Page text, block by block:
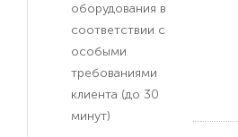
оборудования в
соответствии с
особыми
требованиями
клиента (до 30
минут)